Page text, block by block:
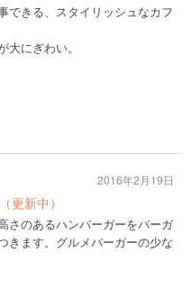
できる、スタイリッシュなカフ
にぎわい。
更新中）
さのあるハンバーガーをバーガ
きます。グルメバーガーの少な
2016年2月19日